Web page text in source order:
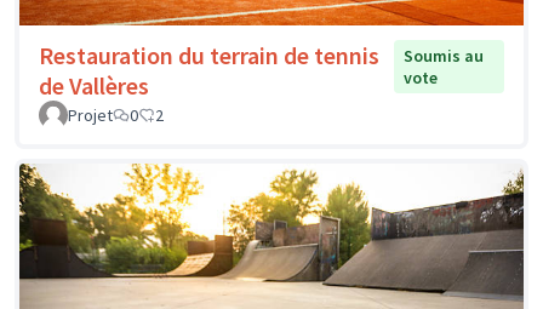
Restauration du terrain de tennis
de Vallères
Soumis au
vote
Projet
0 2